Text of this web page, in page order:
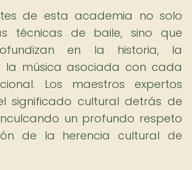
de esta academia no solo
técnicas de baile, sino que
en la historia, la
la música asociada con cada
Los maestros expertos
significado cultural detrás de
un profundo respeto
de la herencia cultural de